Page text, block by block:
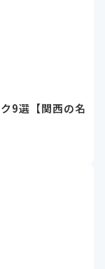
9選【関西の名